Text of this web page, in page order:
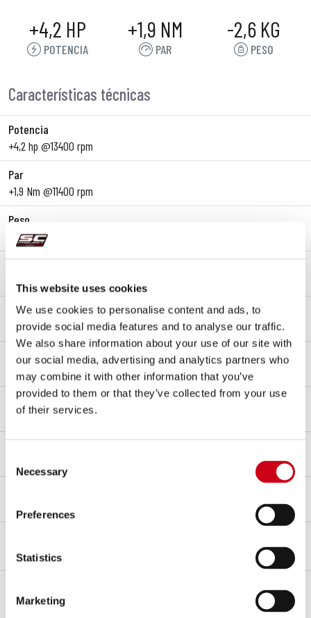
This website uses cookies
We use cookies to personalise content and ads, to
provide social media features and to analyse our traffic.
We also share information about your use of our site with
our social media, advertising and analytics partners who
may combine it with other information that you’ve
provided to them or that they’ve collected from your use
of their services.
Selection
Necessary
Preferences
Statistics
Marketing
+4,2 HP
POTENCIA
+1,9 NM
PAR
-2,6 KG
PESO
Características técnicas
Potencia
+4,2 hp @13400 rpm
Par
+1,9 Nm @11400 rpm
Peso
-2,6 Kg (Stock 3,6 Kg / SC 1 Kg)
Slip-On
Material cuerpo
Titanio
Material tapa
Titanio
Material tubo de enlace
Titanio
PARA USO EXCLUSIVO EN CARRERAS
DESCRIPCIÓN
El silenciador
SC-Project